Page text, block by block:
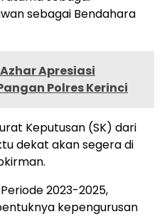
sebagai Bendahara
Apresiasi
Polres Kerinci
Keputusan (SK) dari
dekat akan segera di
2023-2025,
kepengurusan